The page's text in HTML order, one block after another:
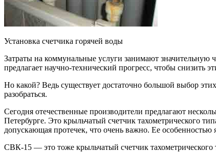
Установка счетчика горячей воды
Затраты на коммунальные услуги занимают значительную
предлагает научно-технический прогресс, чтобы
Но какой? Ведь существует достаточно большой выбор
разобраться.
Сегодня отечественные производители предлагают
Петербурге. Это крыльчатый счетчик тахометрического
допускающая протечек, что очень важно. Ее особенностью
СВК-15 — это тоже крыльчатый счетчик тахометрического